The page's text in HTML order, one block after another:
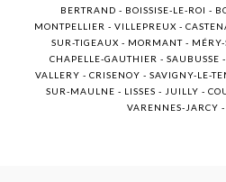
BERTRAND - BOISSISE-LE-ROI -
MONTPELLIER - VILLEPREUX -
SUR-TIGEAUX - MORMANT - MÉRY-
CHAPELLE-GAUTHIER - SAUBUSSE
VALLERY - CRISENOY - SAVIGNY-LE-
SUR-MAULNE - LISSES - JUILLY -
VARENNES-JARCY